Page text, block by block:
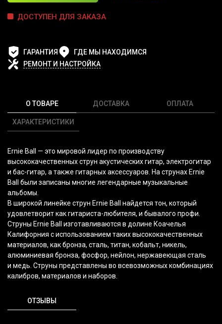
ДОСТУПЕН ДЛЯ ЗАКАЗА
ГАРАНТИЯ
ГДЕ МЫ НАХОДИМСЯ
РЕМОНТ И НАСТРОЙКА
О ТОВАРЕ
ХАРАКТЕРИСТИКИ
ДОСТАВКА ОПЛАТА
Ernie Ball — это мировой лидер по производству
высококачественных струн акустических гитар, электрогитар
и бас-гитар, а также гитарных аксессуаров. На струнах Ernie
Ball были записаны многие легендарные музыкальные
альбомы.
В широкой линейке струн Ernie Ball найдется тон, который
удовлетворит как гитариста-любителя, и бывалого профи.
Струны Ernie Ball изготавливаются в долине Коачелья
Калифорния с использованием таких высококачественных
материалов, как бронза, сталь, титан, кобальт, никель,
алюминиевая бронза, фосфор, нейлон, нержавеющая сталь
и медь. Струны представлены во всевозможных комбинациях
калибров, материалов и наборов.
ОТЗЫВЫ